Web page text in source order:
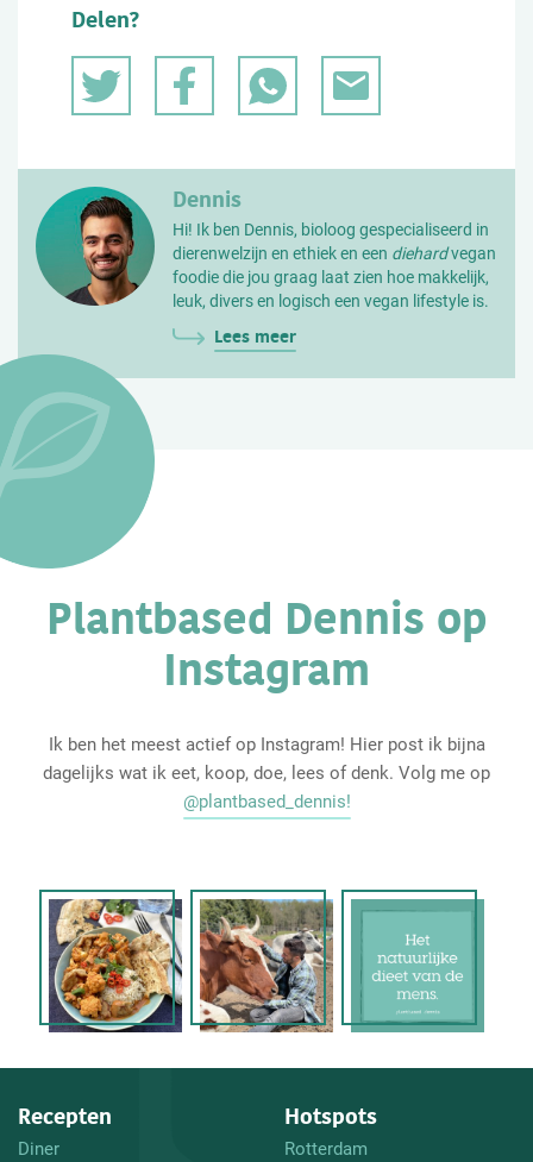
Delen?
Dennis
Hi! Ik ben Dennis, bioloog gespecialiseerd in
dierenwelzijn en ethiek en een diehardvegan
foodie die jou graag laat zien hoe makkelijk,
leuk, divers en logisch een vegan lifestyle is.
Lees meer
Plantbased Dennis op
Instagram
Ik ben het meest actief op Instagram! Hier post ik bijna
dagelijks wat ik eet, koop, doe, lees of denk. Volg me op
@plantbased_dennis!
Recepten
Diner
Hotspots
Rotterdam